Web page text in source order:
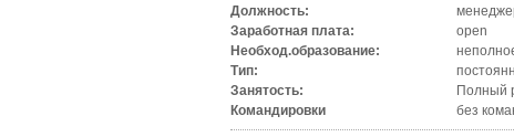
Должность:
Заработная плата:
open
Необход.образование:
Тип:
Занятость:
Полный
Командировки
без